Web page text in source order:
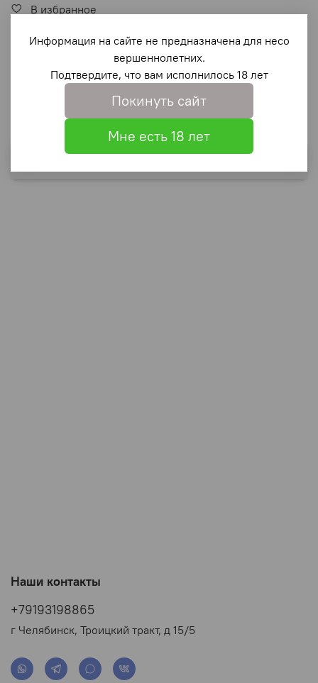
В избранное
Описание
Выбрать
Наши контакты
+79193198865
г Челябинск, Троицкий тракт, д 15/5
Информация на сайте не предназначена для несо
вершеннолетних.
Подтвердите, что вам исполнилось 18 лет
Покинуть сайт
Мне есть 18 лет